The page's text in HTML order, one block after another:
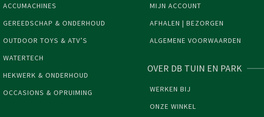
ACCUMACHINES
GEREEDSCHAP & ONDERHOUD
OUTDOOR TOYS & ATV’S
WATERTECH
HEKWERK & ONDERHOUD
OCCASIONS & OPRUIMING
MIJN ACCOUNT
AFHALEN | BEZORGEN
ALGEMENE VOORWAARDEN
OVER DB TUIN EN PARK
WERKEN BIJ
ONZE WINKEL